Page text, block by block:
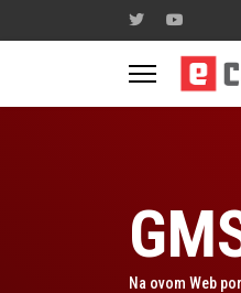
Na ovom Web